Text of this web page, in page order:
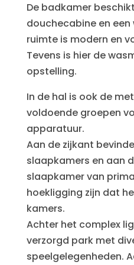
De badkamer
douchecabine en
ruimte is modern en
Tevens is hier de
opstelling.
In de hal is ook de
voldoende groepen
apparatuur.
Aan de zijkant
slaapkamers en aan
slaapkamer van
hoekligging zijn dat
kamers.
Achter het complex
verzorgd park met
speelgelegenheden.